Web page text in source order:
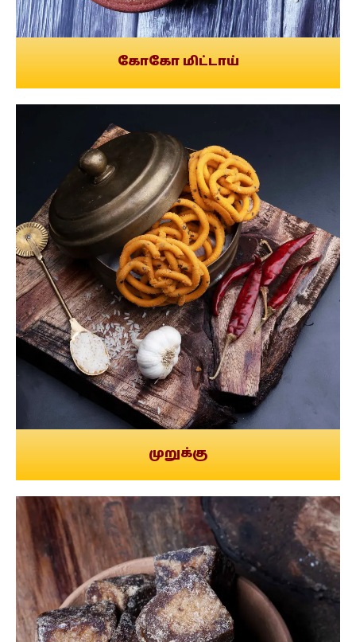
கோகோ மிட்டாய்
முறுக்கு